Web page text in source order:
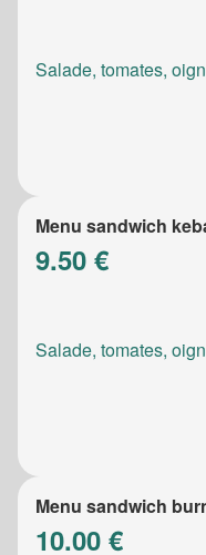
Salade, tomates,
Menu sandwich
9.50 €
Salade, tomates,
Menu sandwich
10.00 €